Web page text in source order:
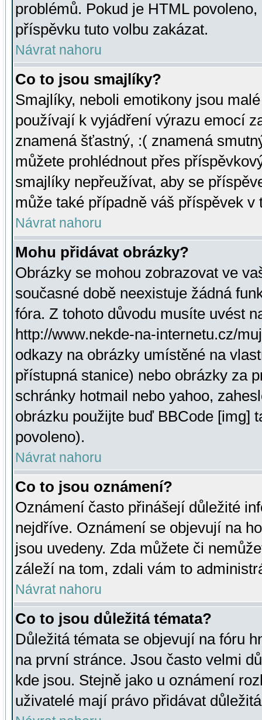
problémů. Pokud je HTML
příspěvku tuto volbu zakázat.
Návrat nahoru
Co to jsou smajlíky?
Smajlíky, neboli emotikony jsou
používají k vyjádření výrazu emocí
znamená šťastný, :( znamená
můžete prohlédnout přes
smajlíky nepřeužívat, aby se
může také případně váš příspěvek v
Návrat nahoru
Mohu přidávat obrázky?
Obrázky se mohou zobrazovat ve
současné době neexistuje žádná
fóra. Z tohoto důvodu musíte uvést
http://www.nekde-na-internetu.cz/
odkazy na obrázky umístěné na
přístupná stanice) nebo obrázky za
schránky hotmail nebo yahoo,
obrázku použijte buď BBCode [img]
povoleno).
Návrat nahoru
Co to jsou oznámení?
Oznámení často přinášejí důležité
nejdříve. Oznámení se objevují na
jsou uvedeny. Zda můžete či
záleží na tom, zdali vám to
Návrat nahoru
Co to jsou důležitá témata?
Důležitá témata se objevují na fóru
na první stránce. Jsou často velmi
kde jsou. Stejně jako u oznámení
uživatelé mají právo přidávat